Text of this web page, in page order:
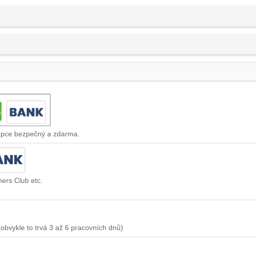
bezpečný a zdarma.
Club etc.
to trvá 3 až 6 pracovních dnů)